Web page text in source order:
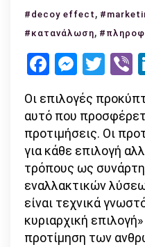
Effect
#decoy effect ,
#κατανάλωση,
Facebook
Οι επιλογές
αυτό που
προτιμήσεις. Οι
για κάθε επιλογή
τρόπους ως
εναλλακτικών
είναι τεχνικά
κυριαρχική
προτίμηση των